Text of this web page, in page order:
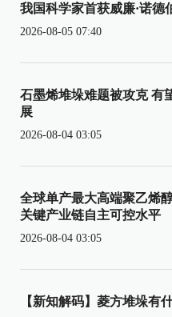
我国科学家首获威廉·诺德
2026-08-05 07:40
石墨烯堆垛难题被攻克 有
展
2026-08-04 03:05
全球单产最大高端聚乙烯
关键产业链自主可控水平
2026-08-04 03:05
【新知解码】菱方堆垛有